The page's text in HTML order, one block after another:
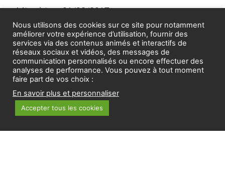
Mise à jour 01/03/2017 :
Il existe un robot TMS dans le secteur Ile-de-
France, au Centre d’Evaluation et de Traitement
de la Douleur (CETD) de Boulogne-Billancourt.
Ce centre appartient à l’Hôpital Ambroise Paré.
PARTAGER
Nous utilisons des cookies sur ce site pour notamment
améliorer votre expérience d’utilisation, fournir des
services via des contenus animés et interactifs de
réseaux sociaux et vidéos, des messages de
communication personnalisés ou encore effectuer des
analyses de performance. Vous pouvez à tout moment
faire part de vos choix :
En savoir plus et personnaliser
Accepter tous les cookies